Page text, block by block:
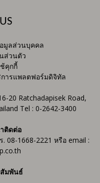
มูลส่วนบุคคล
ส่วนตัว
คุกกี้
ารแพลตฟอร์มดิจิทัล
20 Ratchadapisek Road,
Tel : 0-2642-3400
ติดต่อ
1668-2221 หรือ email :
มพันธ์